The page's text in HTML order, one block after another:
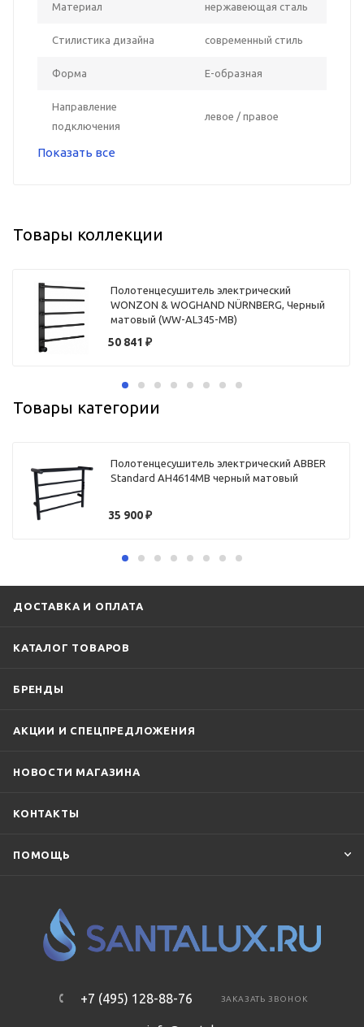
Материал нержавеющая сталь
Стилистика дизайна современный стиль
Форма Е-образная
Направление
подключения
левое / правое
Показать все
Товары коллекции
Полотенцесушитель электрический
WONZON & WOGHAND NÜRNBERG, Черный
матовый (WW-AL345-MB)
50 841 ₽
Товары категории
Полотенцесушитель электрический ABBER
Standard AH4614MB черный матовый
35 900₽
ДОСТАВКА И ОПЛАТА
КАТАЛОГ ТОВАРОВ
БРЕНДЫ
АКЦИИ И СПЕЦПРЕДЛОЖЕНИЯ
НОВОСТИ МАГАЗИНА
КОНТАКТЫ
ПОМОЩЬ
+7 (495) 128-88-76 ЗАКАЗАТЬ ЗВОНОК